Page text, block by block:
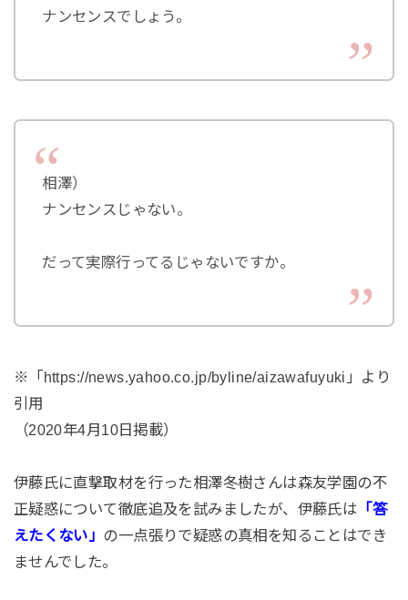
ナンセンスでしょう。
相澤）
ナンセンスじゃない。
だって実際行ってるじゃないですか。
※「https://news.yahoo.co.jp/byline/aizawafuyuki」より
引用
（2020年4月10日掲載）
伊藤氏に直撃取材を行った相澤冬樹さんは森友学園の不
正疑惑について徹底追及を試みましたが、伊藤氏は 「答
えたくない」 の一点張りで疑惑の真相を知ることはでき
ませんでした。